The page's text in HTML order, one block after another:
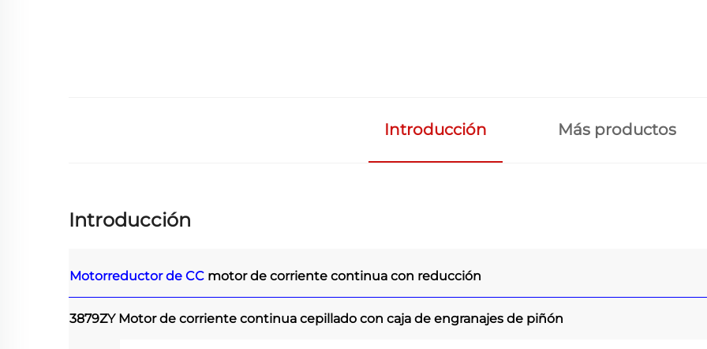
Introducción Más productos
Introducción
Motorreductor de CC motor de corriente continua con reducción
3879ZY Motor de corriente continua cepillado con caja de engranajes de piñón